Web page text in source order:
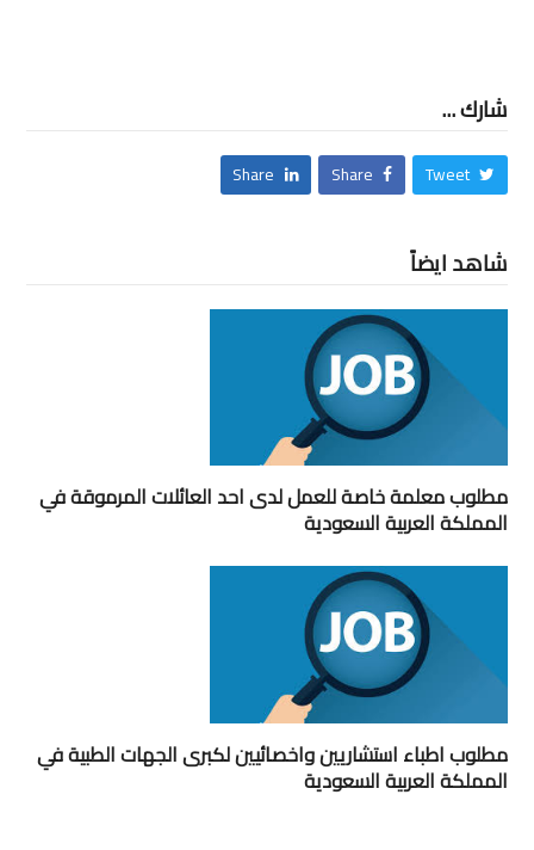
شارك ...
Tweet
Share
Share
شاهد ايضاً
مطلوب معلمة خاصة للعمل لدى احد العائلات المرموقة في
المملكة العربية السعودية
مطلوب اطباء استشاريين واخصائيين لكبرى الجهات الطبية في
المملكة العربية السعودية